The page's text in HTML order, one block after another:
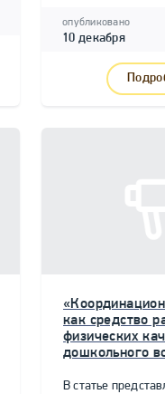
опубликовано
10 декабря
как средство
физических
дошкольного
В статье